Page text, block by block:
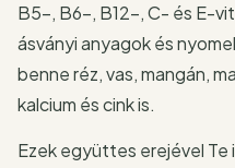
B5-, B6-, B12-, C- és E-
ásványi anyagok és
benne réz, vas, mangán,
kalcium és cink is.
Ezek együttes erejével Te